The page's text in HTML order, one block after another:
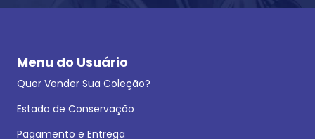
Menu do Usuário
Quer Vender Sua Coleção?
Estado de Conservação
Pagamento e Entrega